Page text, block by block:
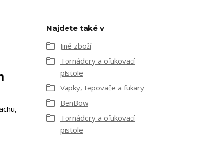
Najdete také v
Jiné zboží
Tornádory a ofukovací
pistole
Vapky, tepovače a fukary
BenBow
Tornádory a ofukovací
pistole